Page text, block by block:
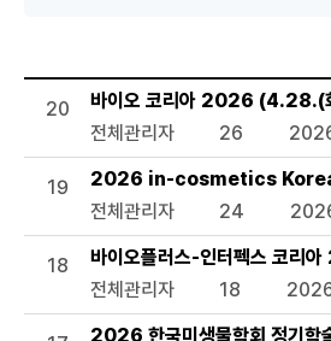
세미나 및 행사 목록으로 번호, 제목,
20
바이오 코리아 2026
전체관리자
26
19
2026 in-cosmetics Korea
전체관리자
24
18
바이오플러스-인터펙스 코
전체관리자
18
2026 한국미생물학회 정기